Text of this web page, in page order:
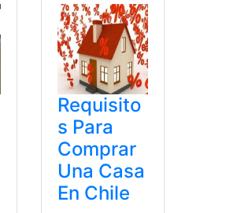
Requisito
s Para
Comprar
Una Casa
En Chile